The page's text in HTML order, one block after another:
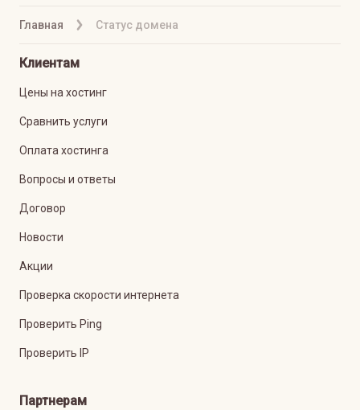
Главная Статус домена
Клиентам
Цены на хостинг
Сравнить услуги
Оплата хостинга
Вопросы и ответы
Договор
Новости
Акции
Проверка скорости интернета
Проверить Ping
Проверить IP
Партнерам